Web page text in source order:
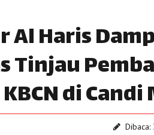
Al Haris
Tinjau
di